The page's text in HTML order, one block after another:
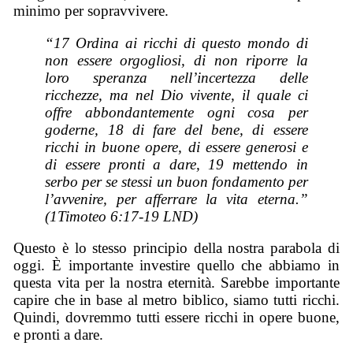
minimo per sopravvivere.
“17 Ordina ai ricchi di questo mondo di
non essere orgogliosi, di non riporre la
loro speranza nell’incertezza delle
ricchezze, ma nel Dio vivente, il quale ci
offre abbondantemente ogni cosa per
goderne, 18 di fare del bene, di essere
ricchi in buone opere, di essere generosi e
di essere pronti a dare, 19 mettendo in
serbo per se stessi un buon fondamento per
l’avvenire, per afferrare la vita eterna.”
(1Timoteo 6:17-19 LND)
Questo è lo stesso principio della nostra parabola di
oggi. È importante investire quello che abbiamo in
questa vita per la nostra eternità. Sarebbe importante
capire che in base al metro biblico, siamo tutti ricchi.
Quindi, dovremmo tutti essere ricchi in opere buone,
e pronti a dare.